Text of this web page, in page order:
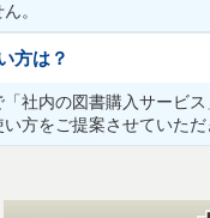
。
方は？
社内の図書購入サービ
方をご提案させていた